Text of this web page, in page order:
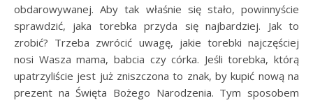
obdarowywanej. Aby tak właśnie się stało, powinnyście
sprawdzić, jaka torebka przyda się najbardziej. Jak to
zrobić? Trzeba zwrócić uwagę, jakie torebki najczęściej
nosi Wasza mama, babcia czy córka. Jeśli torebka, którą
upatrzyliście jest już zniszczona to znak, by kupić nową na
prezent na Święta Bożego Narodzenia. Tym sposobem